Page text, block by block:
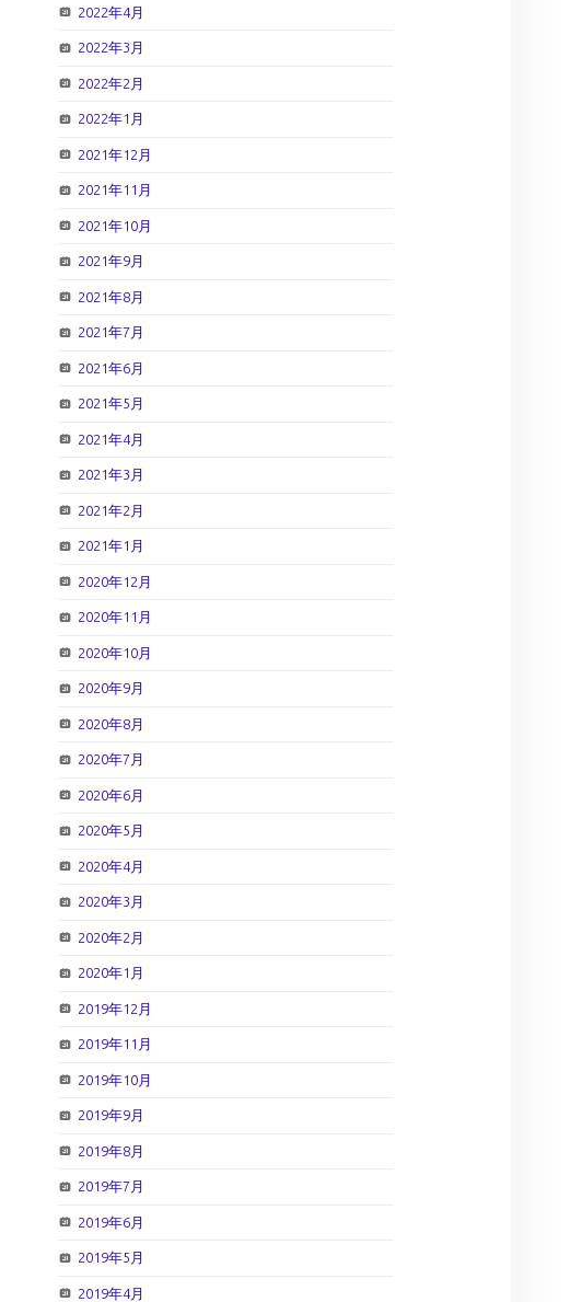
2022年4月
2022年3月
2022年2月
2022年1月
2021年12月
2021年11月
2021年10月
2021年9月
2021年8月
2021年7月
2021年6月
2021年5月
2021年4月
2021年3月
2021年2月
2021年1月
2020年12月
2020年11月
2020年10月
2020年9月
2020年8月
2020年7月
2020年6月
2020年5月
2020年4月
2020年3月
2020年2月
2020年1月
2019年12月
2019年11月
2019年10月
2019年9月
2019年8月
2019年7月
2019年6月
2019年5月
2019年4月